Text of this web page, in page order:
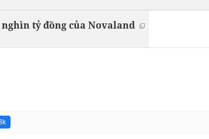
tỷ đồng của Novaland